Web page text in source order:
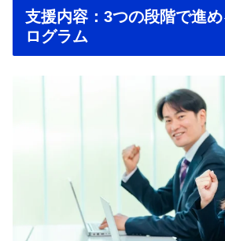
支援内容：3つの段階で進
ログラム